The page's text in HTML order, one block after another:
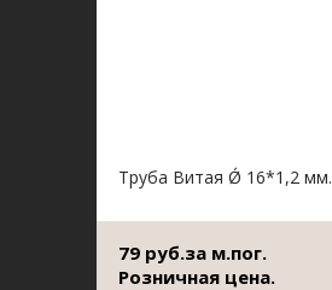
Труба Витая Ǿ 16*1,2 мм.
79 руб.за м.пог.
Розничная цена.